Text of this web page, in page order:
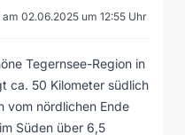
02.06.2025 um 12:55 Uhr
Tegernsee-Region in
ca. 50 Kilometer südlich
vom nördlichen Ende
Süden über 6,5